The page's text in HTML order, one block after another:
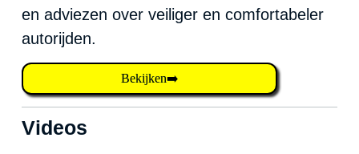
en adviezen over veiliger en comfortabeler
autorijden.
Bekijken➡️
Videos